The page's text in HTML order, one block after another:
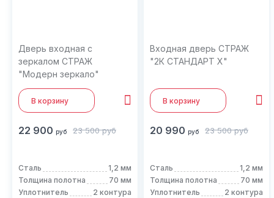
Дверь входная с
зеркалом СТРАЖ
"Модерн зеркало"
В корзину
22 900 руб 23 500 руб
Сталь
1,2 мм
Толщина полотна
70 мм
Уплотнитель
2 контура
Входная дверь СТРАЖ
"2К СТАНДАРТ X"
В корзину
20 990 руб 23 500 руб
Сталь
1,2 мм
Толщина полотна
70 мм
Уплотнитель
2 контура